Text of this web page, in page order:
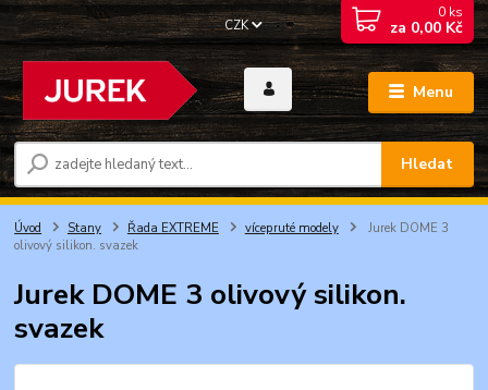
Menu
CZK
Hledat
0 ks
za 0,00 Kč
Úvod Stany Řada EXTREME vícepruté modely
Jurek DOME 3
olivový silikon. svazek
Jurek DOME 3 olivový silikon.
svazek